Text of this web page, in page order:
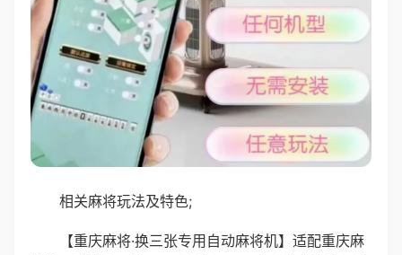
相关麻将玩法及特色;
【重庆麻将·换三张专用自动麻将机】适配重庆麻